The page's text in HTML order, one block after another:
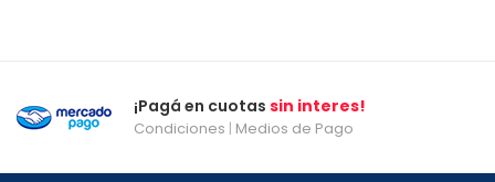
¡Pagá en cuotas sin interes!
Condiciones | Medios de Pago